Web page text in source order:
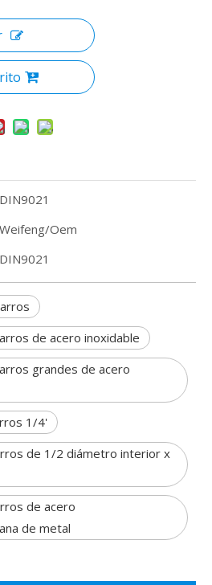
DIN9021
Weifeng/Oem
DIN9021
de acero inoxidable
grandes de acero
1/4'
de 1/2 diámetro interior x
de acero
de metal